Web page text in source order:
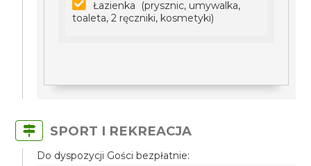
Łazienka (prysznic, umywalka,
toaleta, 2 ręczniki, kosmetyki)
SPORT I REKREACJA
Do dyspozycji Gości bezpłatnie: